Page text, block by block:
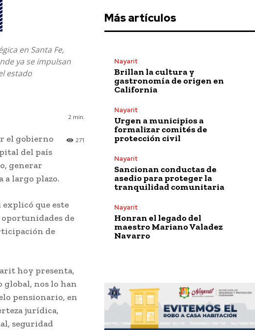
en Santa Fe,
ya se impulsan
estado
2 min.
271
el gobierno
del país
generar
largo plazo.
que este
de
de
hoy presenta,
global, nos lo han
pensionario, en
jurídica,
seguridad
Más artículos
Nayarit
Brillan la cultura y
gastronomía de origen en
California
Nayarit
Urgen a municipios a
formalizar comités de
protección civil
Nayarit
Sancionan conductas de
asedio para proteger la
tranquilidad comunitaria
Nayarit
Honran el legado del
maestro Mariano Valadez
Navarro